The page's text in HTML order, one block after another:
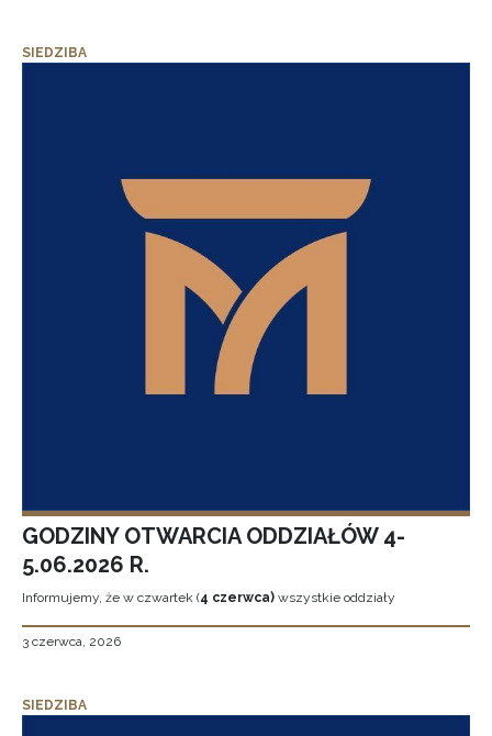
SIEDZIBA
GODZINY OTWARCIA ODDZIAŁÓW 4-
5.06.2026 R.
Informujemy, że w czwartek (4 czerwca) wszystkie oddziały
3 czerwca, 2026
SIEDZIBA